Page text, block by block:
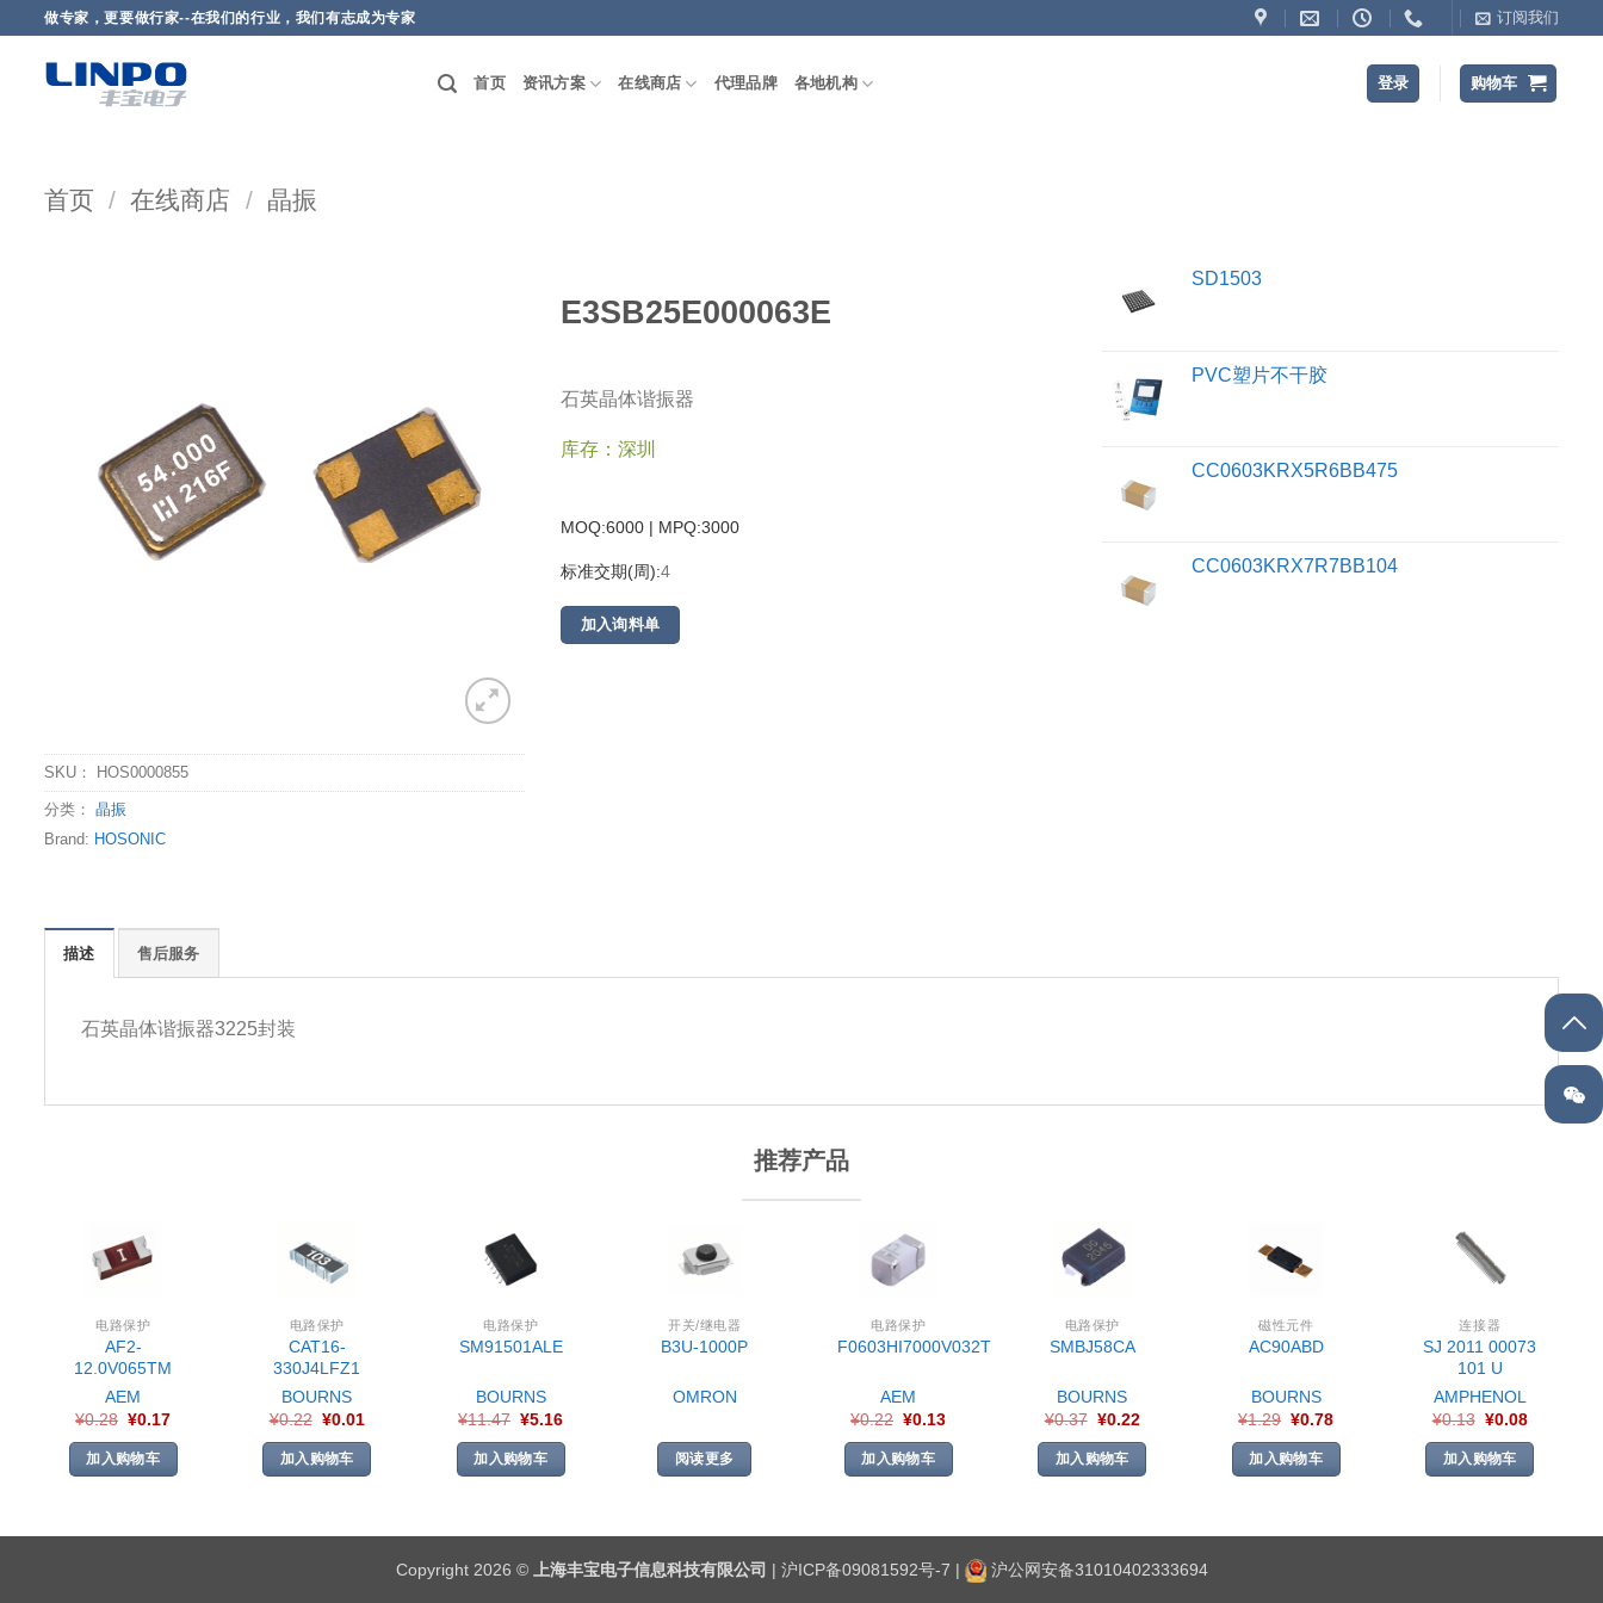
做专家，更要做行家--在我们的行业，我们有志成为专家 订阅我们
首页 资讯方案 在线商店 代理品牌 各地机构 登录 购物车
首页 / 在线商店 / 晶振
SKU： HOS0000855
分类： 晶振
Brand: HOSONIC
E3SB25E000063E
石英晶体谐振器
库存：深圳
MOQ:6000 | MPQ:3000
标准交期(周):4
加入询料单
SD1503
PVC塑片不干胶
CC0603KRX5R6BB475
CC0603KRX7R7BB104
描述 售后服务
石英晶体谐振器3225封装
推荐产品
电路保护
AF2-
12.0V065TM
AEM
¥0.28 ¥0.17
加入购物车
电路保护
CAT16-
330J4LFZ1
BOURNS
¥0.22 ¥0.01
加入购物车
电路保护
SM91501ALE
BOURNS
¥11.47 ¥5.16
加入购物车
开关/继电器
B3U-1000P
OMRON
阅读更多
电路保护
F0603HI7000V032T
AEM
¥0.22 ¥0.13
加入购物车
电路保护
SMBJ58CA
BOURNS
¥0.37 ¥0.22
加入购物车
磁性元件
AC90ABD
BOURNS
¥1.29 ¥0.78
加入购物车
连接器
SJ 2011 00073
101 U
AMPHENOL
¥0.13 ¥0.08
加入购物车
Copyright 2026 © 上海丰宝电子信息科技有限公司 | 沪ICP备09081592号-7 | 沪公网安备31010402333694